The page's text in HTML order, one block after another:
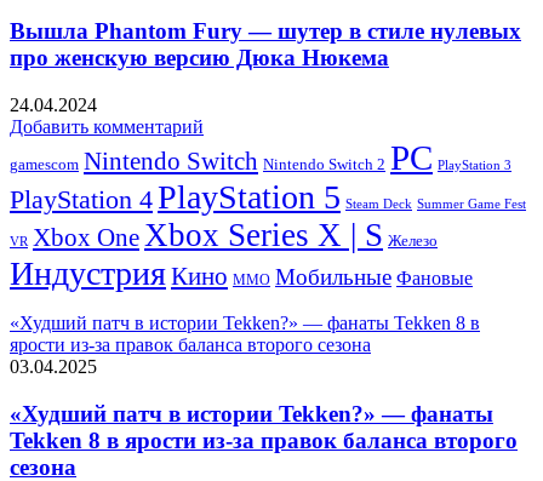
Вышла Phantom Fury — шутер в стиле нулевых
про женскую версию Дюка Нюкема
24.04.2024
Добавить комментарий
gamescom Nintendo Switch Nintendo Switch 2 PC PlayStation 3
PlayStation 4PlayStation 5 Steam Deck Summer Game Fest
VR Xbox OneXbox Series X | S Железо
ИндустрияКино ММО Мобильные Фановые
«Худший патч в истории Tekken?» — фанаты Tekken 8 в
ярости из-за правок баланса второго сезона
03.04.2025
«Худший патч в истории Tekken?» — фанаты
Tekken 8 в ярости из-за правок баланса второго
сезона